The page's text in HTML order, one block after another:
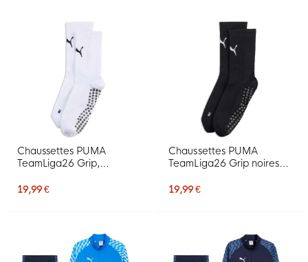
Chaussettes PUMA
TeamLiga26 Grip,
19,99 €
Chaussettes PUMA
TeamLiga26 Grip noires
19,99 €